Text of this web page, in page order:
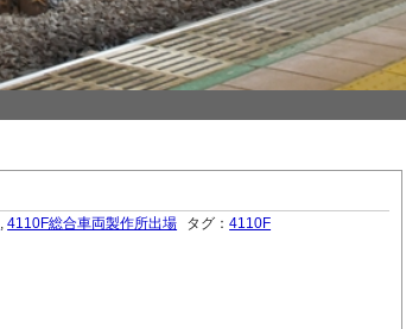
,4110F総合車両製作所出場 タグ：4110F